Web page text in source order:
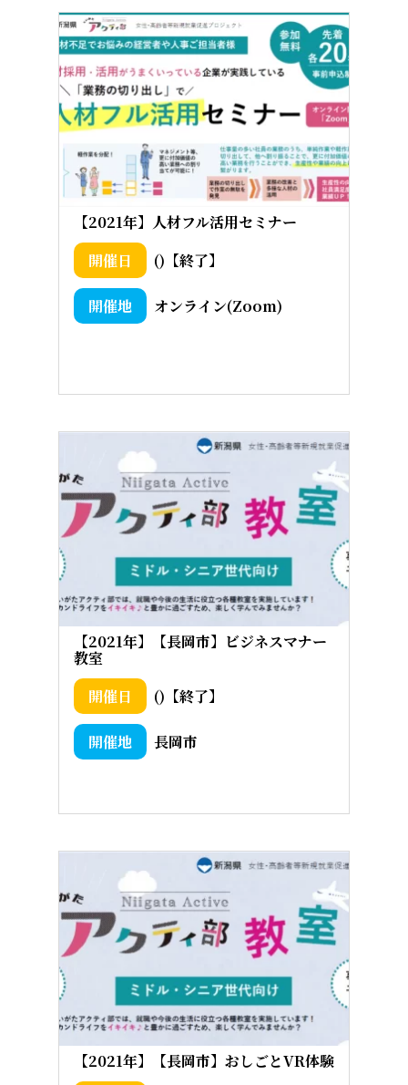
【2021年】人材フル活用セミナー
()【終了】
オンライン(Zoom)
【2021年】【長岡市】ビジネスマナー
教室
()【終了】
長岡市
【2021年】【長岡市】おしごとVR体験